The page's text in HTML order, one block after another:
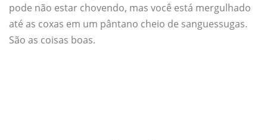
pode não estar chovendo, mas você está mergulhado
até as coxas em um pântano cheio de sanguessugas.
São as coisas boas.